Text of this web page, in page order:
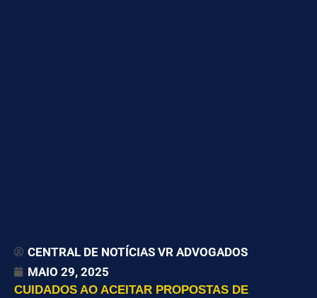
CENTRAL DE NOTÍCIAS VR ADVOGADOS
MAIO 29, 2025
CUIDADOS AO ACEITAR PROPOSTAS DE